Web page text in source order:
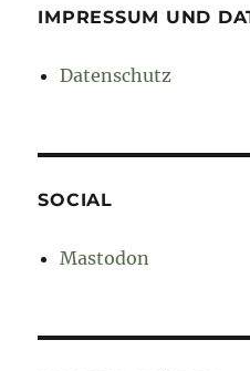
IMPRESSUM UND
Datenschutz
SOCIAL
Mastodon